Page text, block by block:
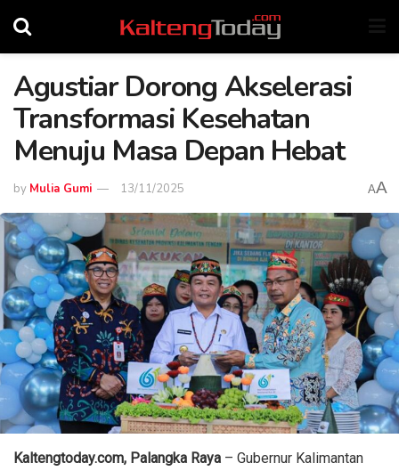
Agustiar Dorong Akselerasi
Transformasi Kesehatan
Menuju Masa Depan Hebat
by Mulia Gumi 13/11/2025 AA
Kaltengtoday.com, Palangka Raya – Gubernur Kalimantan